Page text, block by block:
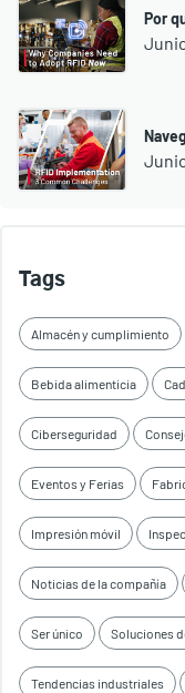
Por
Tags
Almacén y cumplimiento
Bebida alimenticia
Ciberseguridad
Eventos y Ferias
Impresión móvil
Noticias de la compañía
Ser único Soluciones
Tendencias industriales